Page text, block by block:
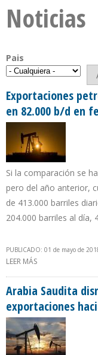
Noticias
Pais
Exportaciones
en 82.000 b/d en
Si la comparación se
pero del año anterior,
de 413.000 barriles
204.000 barriles al día,
PUBLICADO: 01 de mayo de
LEER MÁS
Arabia Saudita
exportaciones